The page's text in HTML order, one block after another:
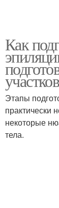
Как
Этапы
практически
некоторые
тела.